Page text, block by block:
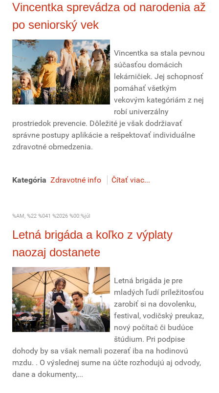
Vincentka sprevádza od narodenia až
po seniorský vek
Vincentka sa stala pevnou
súčasťou domácich
lekárničiek. Jej schopnosť
pomáhať všetkým
vekovým kategóriám z nej
robí univerzálny
prostriedok prevencie. Dôležité je však dodržiavať
správne postupy aplikácie a rešpektovať individuálne
zdravotné obmedzenia.
Kategória Zdravotné info Čítať viac...
%AM, %22 %041 %2026 %00:%júl
Letná brigáda a koľko z výplaty
naozaj dostanete
Letná brigáda je pre
mladých ľudí príležitosťou
zarobiť si na dovolenku,
festival, vodičský preukaz,
nový počítač či budúce
štúdium. Pri podpise
dohody by sa však nemali pozerať iba na hodinovú
mzdu. . O výslednej sume na účte rozhodujú aj odvody,
dane a dokumenty,...